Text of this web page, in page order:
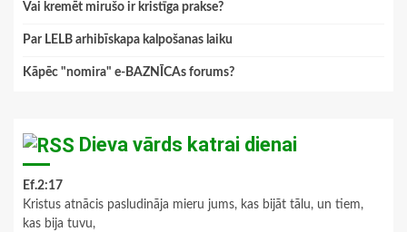
Vai kremēt mirušo ir kristīga prakse?
Par LELB arhibīskapa kalpošanas laiku
Kāpēc "nomira" e-BAZNĪCAs forums?
Dieva vārds katrai dienai
Ef.2:17
Kristus atnācis pasludināja mieru jums, kas bijāt tālu, un tiem,
kas bija tuvu,